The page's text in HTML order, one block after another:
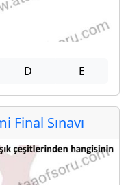
D E
Final Sınavı